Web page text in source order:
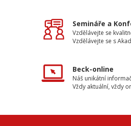
Semináře a
Vzdělávejte se
Vzdělávejte se s
Beck-online
Náš unikátní
Vždy aktuální, vždy